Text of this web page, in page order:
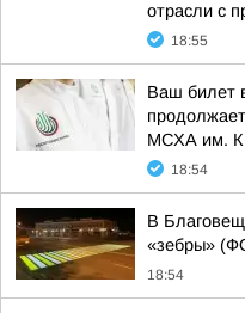
отрасли с
18:55
Ваш билет
МСХА им.
18:54
В
«зебры»
18:54